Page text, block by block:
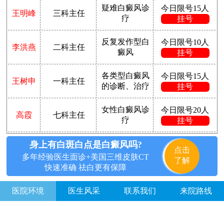
王明峰 三科主任
疑难白癜风诊
疗
今日限号15人
挂号
李洪燕 二科主任
反复发作型白
癜风
今日限号10人
挂号
王树申 一科主任
各类型白癜风
的诊断、治疗
今日限号15人
挂号
高霞 七科主任
女性白癜风诊
疗
今日限号20人
挂号
身上有白斑白点是白癜风吗?
多年经验医生面诊+美国三维皮肤CT
快速准确 祛白更有保障
点击
了解
医院环境 医生风采 联系我们 来院路线